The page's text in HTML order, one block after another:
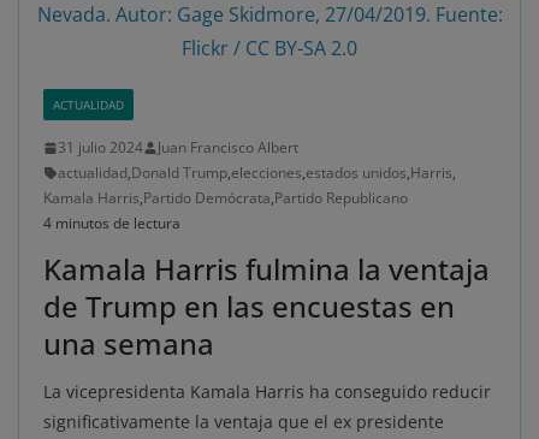
Nevada. Autor: Gage Skidmore, 27/04/2019. Fuente:
Flickr / CC BY-SA 2.0
ACTUALIDAD
31 julio 2024
Juan Francisco Albert
actualidad,Donald Trump,elecciones,estados unidos,Harris,
Kamala Harris,Partido Demócrata,Partido Republicano
4 minutos de lectura
Kamala Harris fulmina la ventaja
de Trump en las encuestas en
una semana
La vicepresidenta Kamala Harris ha conseguido reducir
significativamente la ventaja que el ex presidente